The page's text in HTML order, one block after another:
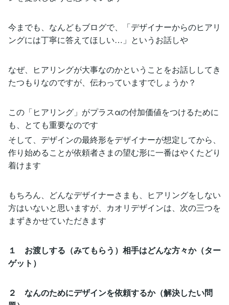
今までも、なんどもブログで、「デザイナーからのヒアリ
ングには丁寧に答えてほしい…」というお話しや
なぜ、ヒアリングが大事なのかということをお話ししてき
たつもりなのですが、伝わっていますでしょうか？
この「ヒアリング」がプラスαの付加価値をつけるために
も、とても重要なのです
そして、デザインの最終形をデザイナーが想定してから、
作り始めることが依頼者さまの望む形に一番はやくたどり
着けます
もちろん、どんなデザイナーさまも、ヒアリングをしない
方はいないと思いますが、カオリデザインは、次の三つを
まずきかせていただきます
１ お渡しする（みてもらう）相手はどんな方々か（ター
ゲット）
２ なんのためにデザインを依頼するか（解決したい問